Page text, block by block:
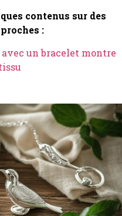
contenus sur des
:
un bracelet montre